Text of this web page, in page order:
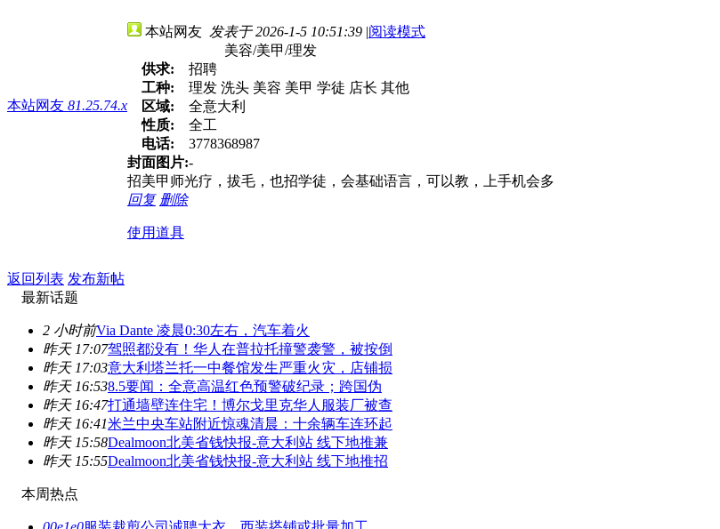
本站网友 81.25.74.x
本站网友 发表于 2026-1-5 10:51:39 |阅读模式
美容/美甲/理发
供求:
招聘
工种:
理发 洗头 美容 美甲 学徒 店长 其他
区域:
全意大利
性质:
全工
电话:
3778368987
封面图片:-
招美甲师光疗，拔毛，也招学徒，会基础语言，可以教，上手机会多
回复 删除
使用道具
返回列表 发布新帖
最新话题
2 小时前Via Dante 凌晨0:30左右，汽车着火
昨天 17:07驾照都没有！华人在普拉托撞警袭警，被按倒
昨天 17:03意大利塔兰托一中餐馆发生严重火灾，店铺损
昨天 16:538.5要闻：全意高温红色预警破纪录；跨国伪
昨天 16:47打通墙壁连住宅！博尔戈里克华人服装厂被查
昨天 16:41米兰中央车站附近惊魂清晨：十余辆车连环起
昨天 15:58Dealmoon北美省钱快报-意大利站 线下地推兼
昨天 15:55Dealmoon北美省钱快报-意大利站 线下地推招
本周热点